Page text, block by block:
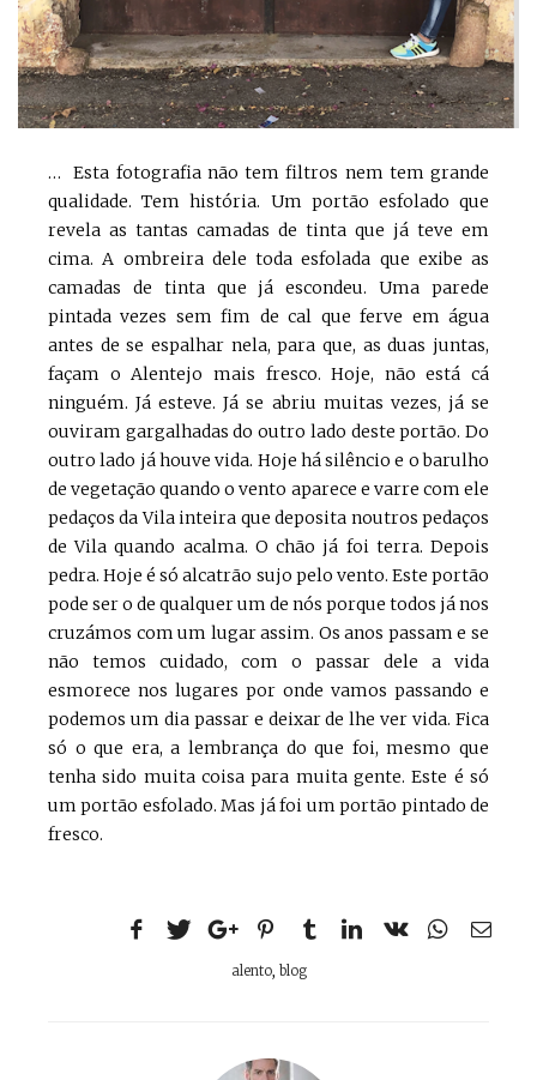
… Esta fotografia não tem filtros nem tem grande
qualidade. Tem história. Um portão esfolado que
revela as tantas camadas de tinta que já teve em
cima. A ombreira dele toda esfolada que exibe as
camadas de tinta que já escondeu. Uma parede
pintada vezes sem fim de cal que ferve em água
antes de se espalhar nela, para que, as duas juntas,
façam o Alentejo mais fresco. Hoje, não está cá
ninguém. Já esteve. Já se abriu muitas vezes, já se
ouviram gargalhadas do outro lado deste portão. Do
outro lado já houve vida. Hoje há silêncio e o barulho
de vegetação quando o vento aparece e varre com ele
pedaços da Vila inteira que deposita noutros pedaços
de Vila quando acalma. O chão já foi terra. Depois
pedra. Hoje é só alcatrão sujo pelo vento. Este portão
pode ser o de qualquer um de nós porque todos já nos
cruzámos com um lugar assim. Os anos passam e se
não temos cuidado, com o passar dele a vida
esmorece nos lugares por onde vamos passando e
podemos um dia passar e deixar de lhe ver vida. Fica
só o que era, a lembrança do que foi, mesmo que
tenha sido muita coisa para muita gente. Este é só
um portão esfolado. Mas já foi um portão pintado de
fresco.
alento, blog